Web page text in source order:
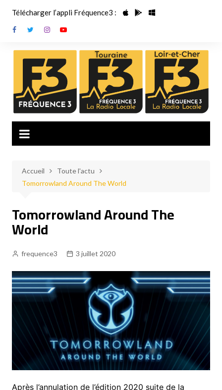
contenu
Télécharger l’appli Fréquence3 :
Accueil
Toute l'actu
Tomorrowland Around The World
Tomorrowland Around The
World
frequence3 3 juillet 2020
Après l’annulation de l’édition 2020 suite de la